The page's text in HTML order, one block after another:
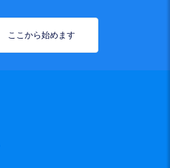
ここから始めます